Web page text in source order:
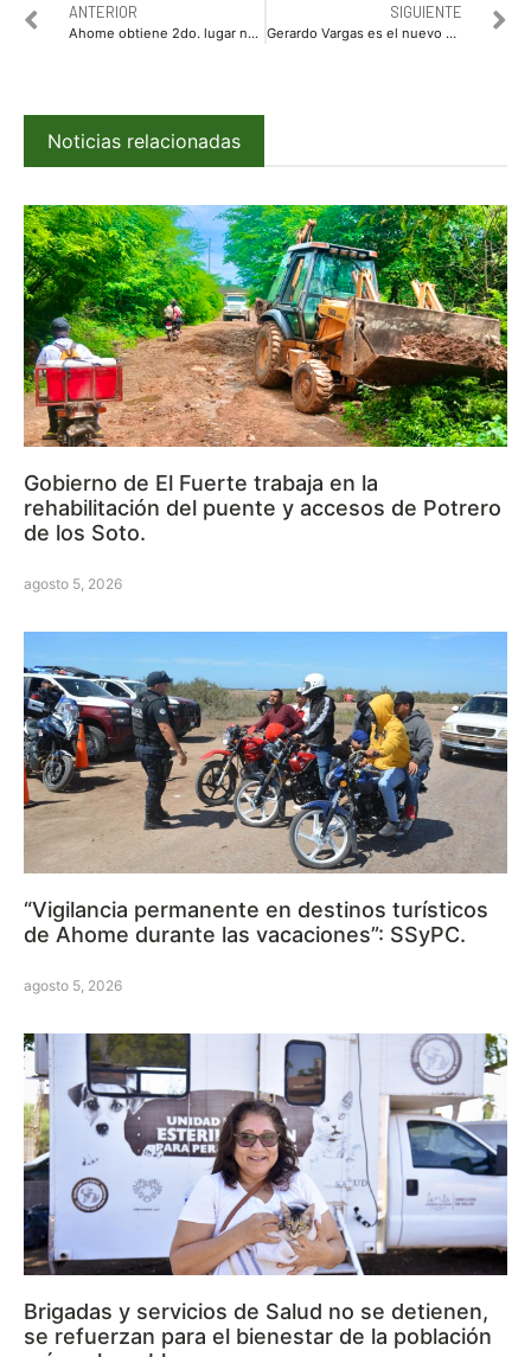
ANTERIOR
Ahome obtiene 2do. lugar nacional en el Premio de Innovación en Transparencia 2022
SIGUIENTE
Gerardo Vargas es el nuevo Presidente de AALMAC
Noticias relacionadas
Gobierno de El Fuerte trabaja en la
rehabilitación del puente y accesos de Potrero
de los Soto.
agosto 5, 2026
“Vigilancia permanente en destinos turísticos
de Ahome durante las vacaciones”: SSyPC.
agosto 5, 2026
Brigadas y servicios de Salud no se detienen,
se refuerzan para el bienestar de la población